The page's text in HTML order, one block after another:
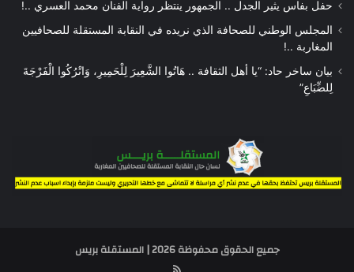
حفل بفاس يثير الجدل .. الجمهور ينتظر رواية الفنان محمد العسري ..!
المجلس الوطني للصحافة الذي نريده في النقابة المستقلة للصحافيين
المغاربة ..!
بيان ساخر حاد: “يا أهل الثقافة .. هَاتُوا الشَّعِيرَ لِلْحَمِيرِ، وَاتْرُكُوا الْفَرْجَةَ
لِلضِّبَاعِ”
جميع الحقوق محفوظة 2026 | المستقلة بريس
RSS